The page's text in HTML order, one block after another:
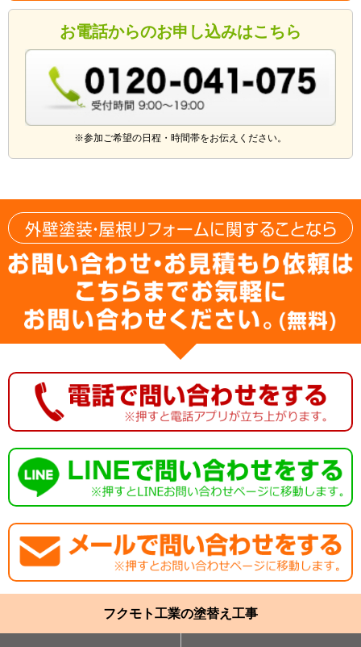
お電話からのお申し込みはこちら
※参加ご希望の日程・時間帯をお伝えください。
フクモト工業の塗替え工事